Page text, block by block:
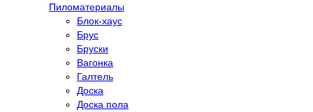
Пиломатериалы
Блок-хаус
Брус
Бруски
Вагонка
Галтель
Доска
Доска пола